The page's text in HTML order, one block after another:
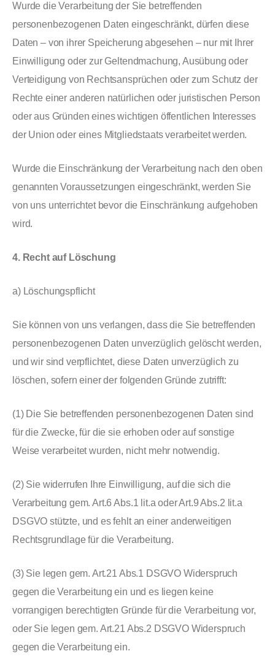
Wurde die Verarbeitung der Sie betreffenden
personenbezogenen Daten eingeschränkt, dürfen diese
Daten – von ihrer Speicherung abgesehen – nur mit Ihrer
Einwilligung oder zur Geltendmachung, Ausübung oder
Verteidigung von Rechtsansprüchen oder zum Schutz der
Rechte einer anderen natürlichen oder juristischen Person
oder aus Gründen eines wichtigen öffentlichen Interesses
der Union oder eines Mitgliedstaats verarbeitet werden.
Wurde die Einschränkung der Verarbeitung nach den oben
genannten Voraussetzungen eingeschränkt, werden Sie
von uns unterrichtet bevor die Einschränkung aufgehoben
wird.
4. Recht auf Löschung
a) Löschungspflicht
Sie können von uns verlangen, dass die Sie betreffenden
personenbezogenen Daten unverzüglich gelöscht werden,
und wir sind verpflichtet, diese Daten unverzüglich zu
löschen, sofern einer der folgenden Gründe zutrifft:
(1) Die Sie betreffenden personenbezogenen Daten sind
für die Zwecke, für die sie erhoben oder auf sonstige
Weise verarbeitet wurden, nicht mehr notwendig.
(2) Sie widerrufen Ihre Einwilligung, auf die sich die
Verarbeitung gem. Art.6 Abs.1 lit.a oder Art.9 Abs.2 lit.a
DSGVO stützte, und es fehlt an einer anderweitigen
Rechtsgrundlage für die Verarbeitung.
(3) Sie legen gem. Art.21 Abs.1 DSGVO Widerspruch
gegen die Verarbeitung ein und es liegen keine
vorrangigen berechtigten Gründe für die Verarbeitung vor,
oder Sie legen gem. Art.21 Abs.2 DSGVO Widerspruch
gegen die Verarbeitung ein.